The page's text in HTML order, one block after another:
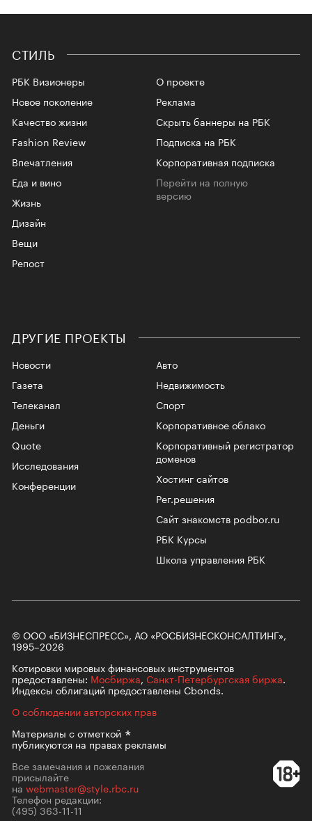
СТИЛЬ
РБК Визионеры
Новое поколение
Качество жизни
Fashion Review
Впечатления
Еда и вино
Жизнь
Дизайн
Вещи
Репост
О проекте
Реклама
Скрыть баннеры на РБК
Подписка на РБК
Корпоративная подписка
Перейти на полную
версию
ДРУГИЕ ПРОЕКТЫ
Новости
Газета
Телеканал
Авто
Недвижимость
Спорт
Корпоративное облако
Корпоративный регистратор
доменов
Хостинг сайтов
Рег.решения
Сайт знакомств podbor.ru
РБК Курсы
Школа управления РБК
Деньги
Quote
Исследования
Конференции
© ООО «БИЗНЕСПРЕСС», АО «РОСБИЗНЕСКОНСАЛТИНГ»,
1995–2026
Котировки мировых финансовых инструментов
предоставлены: Мосбиржа, Санкт-Петербургская биржа.
Индексы облигаций предоставлены Cbonds.
О соблюдении авторских прав
Материалы сотметкой
публикуются на правах рекламы
Все замечания и пожелания
присылайте
на webmaster@style.rbc.ru
Телефон редакции:
(495) 363-11-11